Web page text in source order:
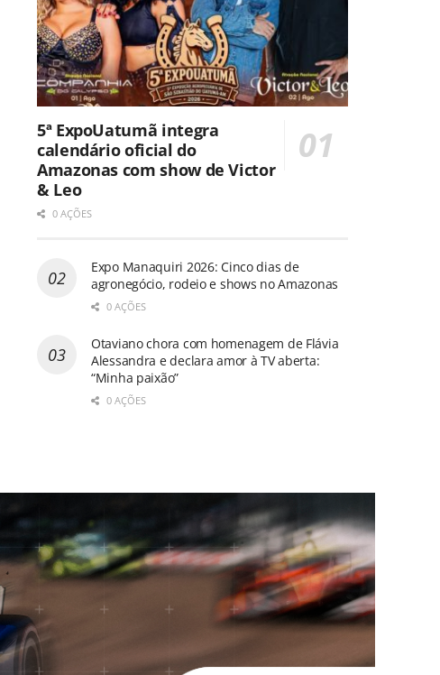
5ª ExpoUatumã integra
calendário oficial do
Amazonas com show de Victor
& Leo
0 AÇÕES
Expo Manaquiri 2026: Cinco dias de
agronegócio, rodeio e shows no Amazonas
0 AÇÕES
Otaviano chora com homenagem de Flávia
Alessandra e declara amor à TV aberta:
“Minha paixão”
0 AÇÕES